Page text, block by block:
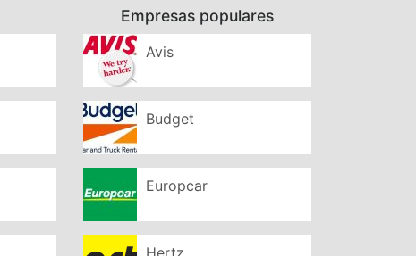
Empresas populares
Avis
Budget
Europcar
Hertz